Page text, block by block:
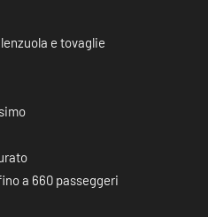
e tovaglie
a 660 passeggeri